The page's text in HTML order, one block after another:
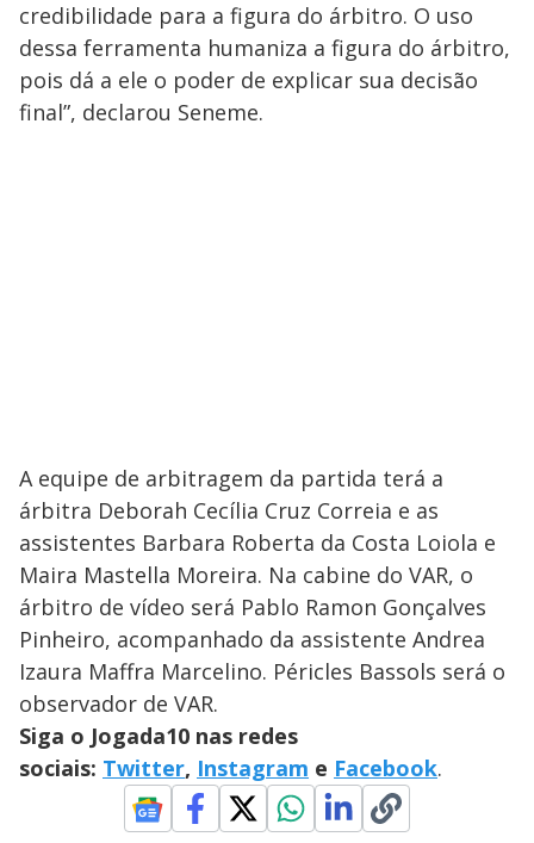
credibilidade para a figura do árbitro. O uso
dessa ferramenta humaniza a figura do árbitro,
pois dá a ele o poder de explicar sua decisão
final”, declarou Seneme.
A equipe de arbitragem da partida terá a
árbitra Deborah Cecília Cruz Correia e as
assistentes Barbara Roberta da Costa Loiola e
Maira Mastella Moreira. Na cabine do VAR, o
árbitro de vídeo será Pablo Ramon Gonçalves
Pinheiro, acompanhado da assistente Andrea
Izaura Maffra Marcelino. Péricles Bassols será o
observador de VAR.
Siga o Jogada10 nas redes
sociais: Twitter, Instagram e Facebook.